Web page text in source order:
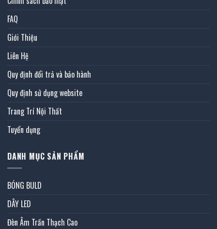
FAQ
Giới Thiệu
Liên Hệ
Quy định đổi trả và bảo hành
Quy định sử dụng website
Trang Trí Nội Thất
Tuyển dụng
DANH MỤC SẢN PHẨM
BÓNG BULD
DÂY LED
Đèn Âm Trần Thạch Cao